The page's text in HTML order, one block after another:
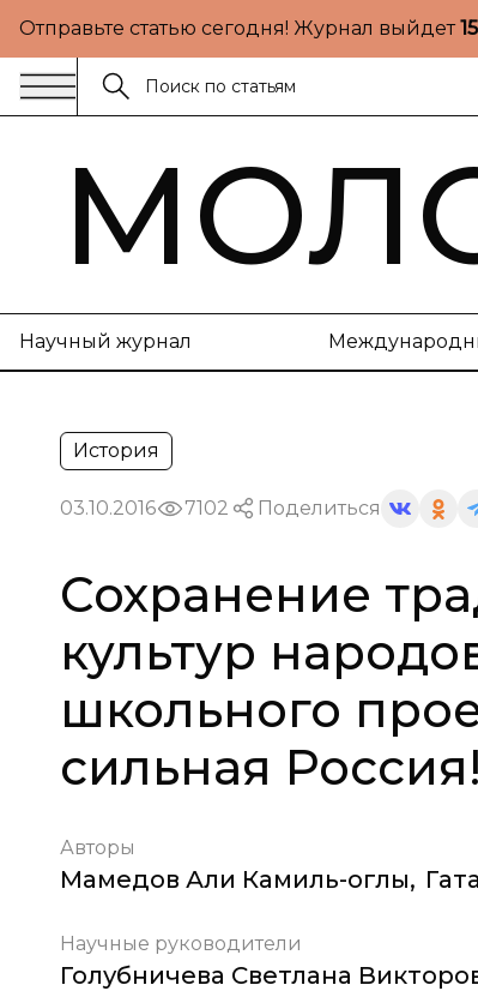
Отправьте статью сегодня! Журнал выйдет
Научный журнал
История
03.10.2016 7102 Поделиться
Сохранение
культур
школьного
сильная
Авторы
Мамедов Али Камиль-оглы,
Научные руководители
Голубничева Светлана